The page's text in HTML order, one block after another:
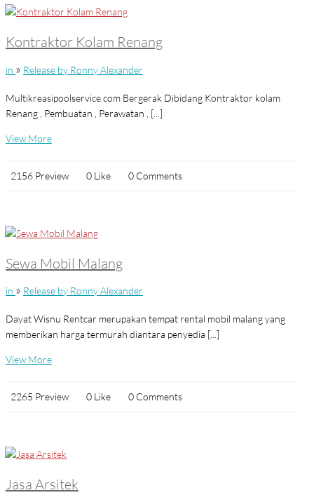
Kontraktor Kolam Renang
in » Release by Ronny Alexander
Multikreasipoolservice.com Bergerak Dibidang Kontraktor kolam
Renang , Pembuatan , Perawatan , [...]
View More
2156 Preview 0 Like 0 Comments
Sewa Mobil Malang
in » Release by Ronny Alexander
Dayat Wisnu Rentcar merupakan tempat rental mobil malang yang
memberikan harga termurah diantara penyedia [...]
View More
2265 Preview 0 Like 0 Comments
Jasa Arsitek